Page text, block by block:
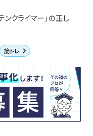
クライマー」の正し
筋トレ